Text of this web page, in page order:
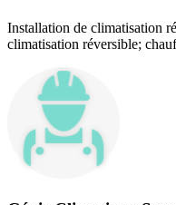
Installation de climatisation
climatisation réversible;